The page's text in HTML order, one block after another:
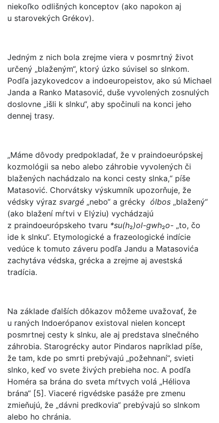
niekoľko odlišných konceptov (ako napokon aj
u starovekých Grékov).
Jedným z nich bola zrejme viera v posmrtný život
určený „blaženým“, ktorý úzko súvisel so slnkom.
Podľa jazykovedcov a indoeuropeistov, ako sú Michael
Janda a Ranko Matasović, duše vyvolených zosnulých
doslovne „išli k slnku“, aby spočinuli na konci jeho
dennej trasy.
„Máme dôvody predpokladať, že v praindoeurópskej
kozmológii sa nebo alebo záhrobie vyvolených či
blažených nachádzalo na konci cesty slnka,“ píše
Matasović. Chorvátsky výskumník upozorňuje, že
védsky výraz svargé „nebo“ a grécky ólbos „blažený“
(ako blažení mŕtvi v Elýziu) vychádzajú
z praindoeurópskeho tvaru *su(h₂)ol-gwh₂o- „to, čo
ide k slnku“. Etymologické a frazeologické indície
vedúce k tomuto záveru podľa Jandu a Matasovića
zachytáva védska, grécka a zrejme aj avestská
tradícia.
Na základe ďalších dôkazov môžeme uvažovať, že
u raných Indoerópanov existoval nielen koncept
posmrtnej cesty k slnku, ale aj predstava slnečného
záhrobia. Starogrécky autor Pindaros napríklad píše,
že tam, kde po smrti prebývajú „požehnaní“, svieti
slnko, keď vo svete živých prebieha noc. A podľa
Homéra sa brána do sveta mŕtvych volá „Héliova
brána“ [5]. Viaceré rigvédske pasáže pre zmenu
zmieňujú, že „dávni predkovia“ prebývajú so slnkom
alebo ho chránia.